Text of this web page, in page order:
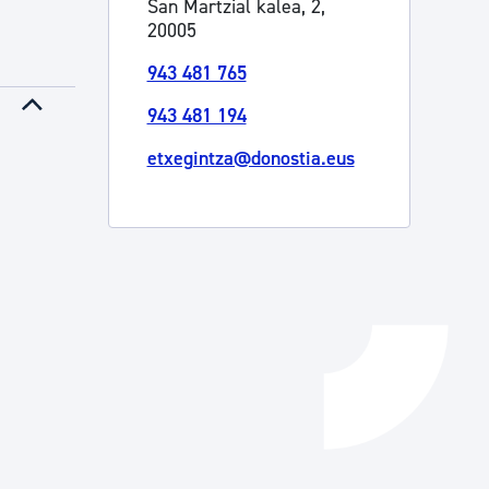
Tramitaziorako laguntza
San Martzial kalea, 2,
20005
943 481 765
943 481 194
etxegintza@donostia.eus